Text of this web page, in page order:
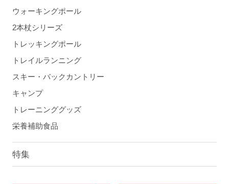
ウォーキングポール
2本杖シリーズ
トレッキングポール
トレイルランニング
スキー・バックカントリー
キャンプ
トレーニンググッズ
栄養補助食品
特集